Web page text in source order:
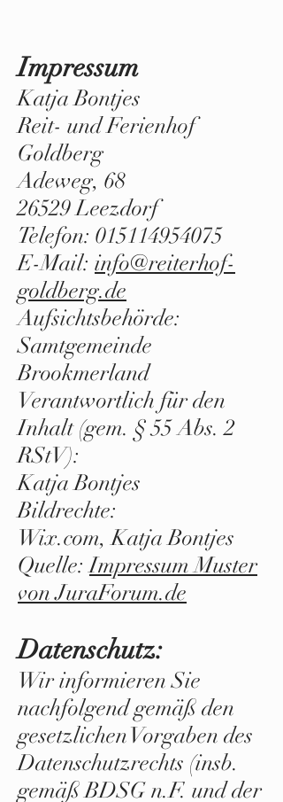
Impressum
Katja Bontjes
Reit- und Ferienhof
Goldberg
Adeweg, 68
26529 Leezdorf
Telefon: 015114954075
E-Mail: info@reiterhof-
goldberg.de
Aufsichtsbehörde:
Samtgemeinde
Brookmerland
Verantwortlich für den
Inhalt (gem. § 55 Abs. 2
RStV):
Katja Bontjes
Bildrechte:
Wix.com, Katja Bontjes
Quelle:Impressum Muster
von JuraForum.de
Datenschutz:
Wir informieren Sie
nachfolgend gemäß den
gesetzlichen Vorgaben des
Datenschutzrechts (insb.
gemäß BDSG n.F. und der